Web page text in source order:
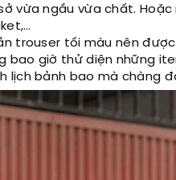
vừa ngầu vừa chất.
trouser tối màu nên
bao giờ thử diện những
lịch bảnh bao mà chàng